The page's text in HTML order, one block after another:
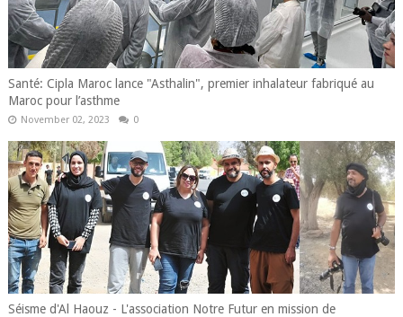
Santé: Cipla Maroc lance "Asthalin", premier inhalateur fabriqué au
Maroc pour l’asthme
November 02, 2023 0
Séisme d'Al Haouz - L'association Notre Futur en mission de